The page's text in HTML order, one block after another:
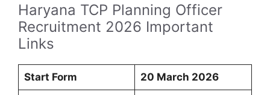
Haryana TCP Planning Officer
Recruitment 2026 Important
Links
Start Form 20 March 2026